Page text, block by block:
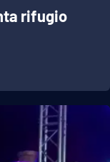
rifugio